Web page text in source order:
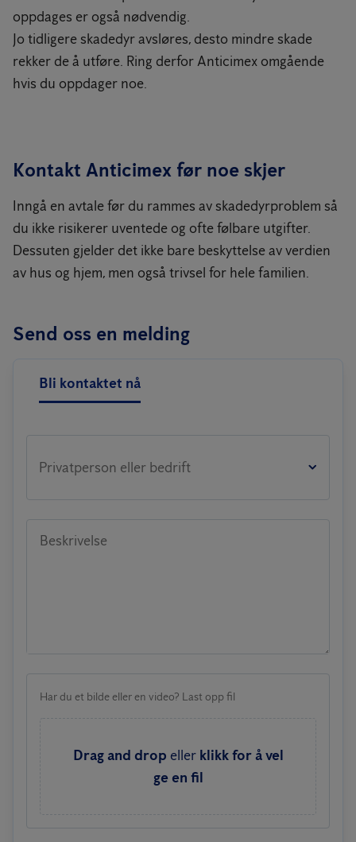
oppdages er også nødvendig.
Jo tidligere skadedyr avsløres, desto mindre skade
rekker de å utføre. Ring derfor Anticimex omgående
hvis du oppdager noe.
Kontakt Anticimex før noe skjer
Inngå en avtale før du rammes av skadedyrproblem så
du ikke risikerer uventede og ofte følbare utgifter.
Dessuten gjelder det ikke bare beskyttelse av verdien
av hus og hjem, men også trivsel for hele familien.
Send oss en melding
Bli kontaktet nå
Privatperson eller bedrift
Beskrivelse
Har du et bilde eller en video? Last opp fil
Drag and drop eller klikk for å vel
ge en fil